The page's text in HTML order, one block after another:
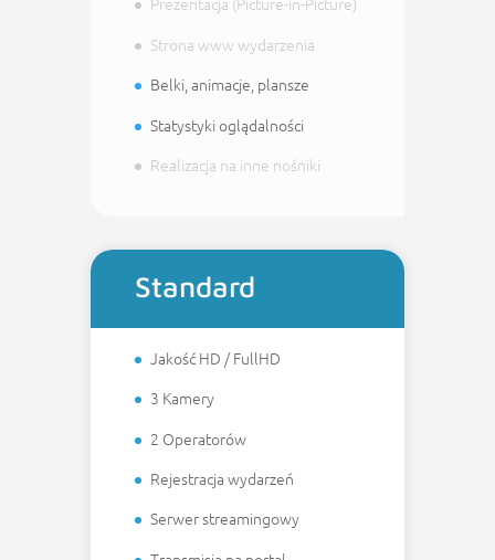
Strona www wydarzenia
Belki, animacje, plansze
Statystyki oglądalności
Realizacja na inne nośniki
Standard
Jakość HD / FullHD
3 Kamery
2 Operatorów
Rejestracja wydarzeń
Serwer streamingowy